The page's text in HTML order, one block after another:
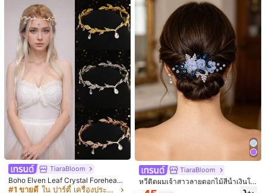
1/4
99
1 ชิ้น หวีสับผมสองแถว ประดับพลอยเทียมอัลลอย ไ
ข่มุกบิดมือด้านหลัง ที่คาดผมประดับศีรษะ เครื่
องประดับวันวาเลนไทน์สไตล์โบโฮหรูหราสำห
รับผู้หญิง
4.96(1000+
ไซส์
ไซส์เดียว
ความยาว:17 cm
คู่มือไซส์ TiaraBloom
Boho Elven Leaf Crystal Forehead
Tiara, Teardrop พลอยเทียม Headpie
#1 ขายดี ใน ปาร์ตี้ เครื่องประดับศีรษะเจ้าสาว
TiaraBloom
หวีติดผมเจ้าสาวลายดอกไม้สีน้ำเงินโร
แมนติก ประดับใบไม้เงินคริสตัลและลูก